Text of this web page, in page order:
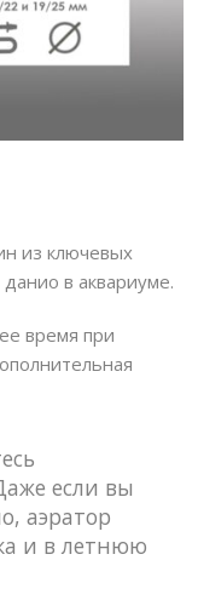
из ключевых
в аквариуме.
время при
если вы
аэратор
и в летнюю